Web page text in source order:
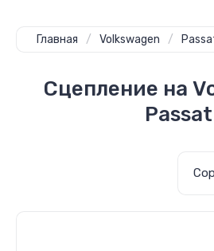
Главная / Volkswagen /
Сцепление на
Passat